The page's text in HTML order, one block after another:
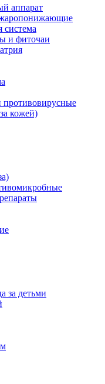
аппарат
система
и фиточаи
кожей)
за детьми